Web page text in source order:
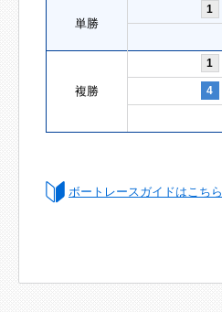
単勝
1
複勝
1
4
ボートレースガイドはこちら